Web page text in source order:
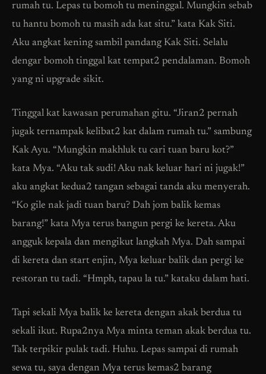
rumah tu. Lepas tu bomoh tu meninggal. Mungkin sebab
tu hantu bomoh tu masih ada kat situ.” kata Kak Siti.
Aku angkat kening sambil pandang Kak Siti. Selalu
dengar bomoh tinggal kat tempat2 pendalaman. Bomoh
yang ni upgrade sikit.
Tinggal kat kawasan perumahan gitu. “Jiran2 pernah
jugak ternampak kelibat2 kat dalam rumah tu.” sambung
Kak Ayu. “Mungkin makhluk tu cari tuan baru kot?”
kata Mya. “Aku tak sudi! Aku nak keluar hari ni jugak!”
aku angkat kedua2 tangan sebagai tanda aku menyerah.
“Ko gile nak jadi tuan baru? Dah jom balik kemas
barang!” kata Mya terus bangun pergi ke kereta. Aku
angguk kepala dan mengikut langkah Mya. Dah sampai
di kereta dan start enjin, Mya keluar balik dan pergi ke
restoran tu tadi. “Hmph, tapau la tu.” kataku dalam hati.
Tapi sekali Mya balik ke kereta dengan akak berdua tu
sekali ikut. Rupa2nya Mya minta teman akak berdua tu.
Tak terpikir pulak tadi. Huhu. Lepas sampai di rumah
sewa tu, saya dengan Mya terus kemas2 barang